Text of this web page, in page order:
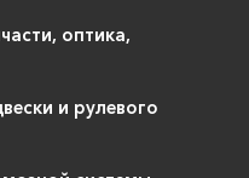
оптика,
и рулевого